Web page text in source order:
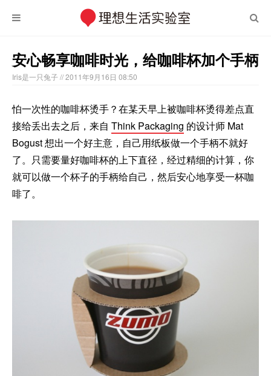
安心畅享咖啡时光，给咖啡杯加个手柄
Iris是一只兔子// 2011年9月16日 08:50
怕一次性的咖啡杯烫手？在某天早上被咖啡杯烫得差点直
接给丢出去之后，来自 Think Packaging 的设计师 Mat
Bogust 想出一个好主意，自己用纸板做一个手柄不就好
了。只需要量好咖啡杯的上下直径，经过精细的计算，你
就可以做一个杯子的手柄给自己，然后安心地享受一杯咖
啡了。